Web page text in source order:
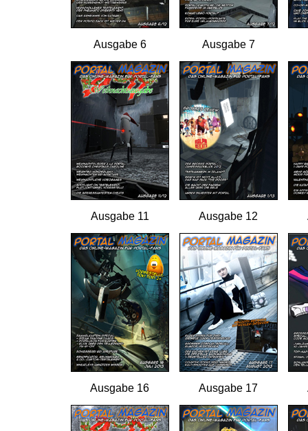
Ausgabe 6 Ausgabe 7
Ausgabe 11 Ausgabe 12
Ausgabe 16 Ausgabe 17